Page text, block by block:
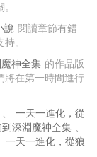
說 閱讀章節有錯
。
神全集 的作品版
將在第一時間進行
、
一天一進化，從
深淵魔神全集 、
一天一進化，從狼